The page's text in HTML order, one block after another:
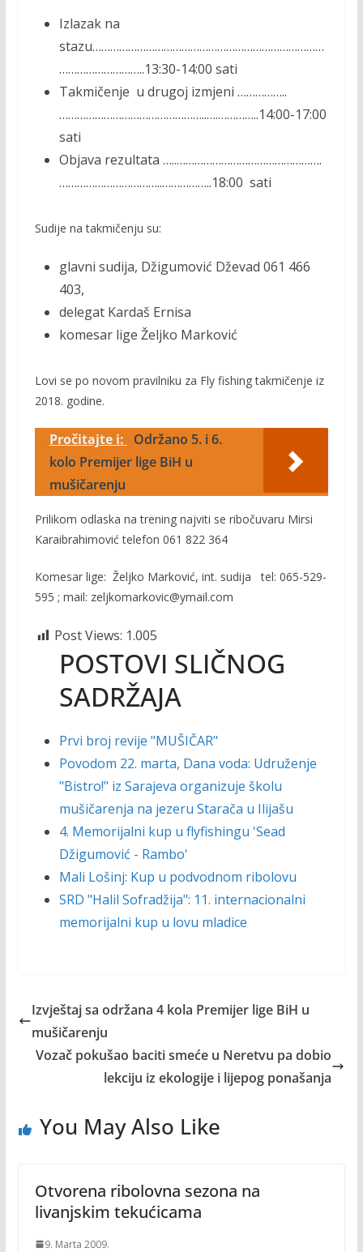
Izlazak na
stazu……………………………………………………………………
………………………..13:30-14:00 sati
Takmičenje u drugoj izmjeni ……………..
…………………………………………..….…………..14:00-17:00
sati
Objava rezultata …..………………………………………….
……………………………..……………..18:00 sati
Sudije na takmičenju su:
glavni sudija, Džigumović Dževad 061 466
403,
delegat Kardaš Ernisa
komesar lige Željko Marković
Lovi se po novom pravilniku za Fly fishing takmičenje iz
2018. godine.
Pročitajte i:
Održano 5. i 6.
kolo Premijer lige BiH u
mušičarenju
Prilikom odlaska na trening najviti se ribočuvaru Mirsi
Karaibrahimović telefon 061 822 364
Komesar lige: Željko Marković, int. sudija tel: 065-529-
595 ; mail: zeljkomarkovic@ymail.com
Post Views: 1.005
POSTOVI SLIČNOG
SADRŽAJA
Prvi broj revije "MUŠIČAR"
Povodom 22. marta, Dana voda: Udruženje
"Bistro!" iz Sarajeva organizuje školu
mušičarenja na jezeru Starača u Ilijašu
4. Memorijalni kup u flyfishingu 'Sead
Džigumović - Rambo'
Mali Lošinj: Kup u podvodnom ribolovu
SRD "Halil Sofradžija": 11. internacionalni
memorijalni kup u lovu mladice
Izvještaj sa održana 4 kola Premijer lige BiH u
mušičarenju
Vozač pokušao baciti smeće u Neretvu pa dobio
lekciju iz ekologije i lijepog ponašanja
You May Also Like
Otvorena ribolovna sezona na
livanjskim tekućicama
9. Marta 2009.